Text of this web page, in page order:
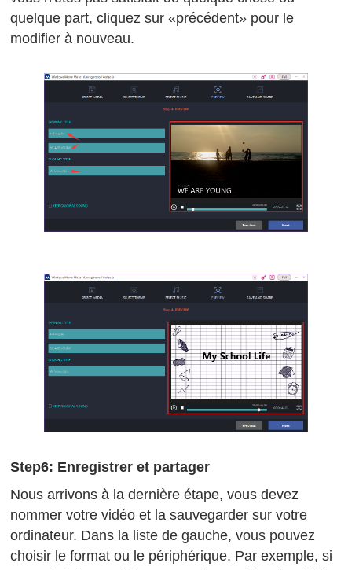
quelque part, cliquez sur «précédent» pour le
modifier à nouveau.
Step6: Enregistrer et partager
Nous arrivons à la dernière étape, vous devez
nommer votre vidéo et la sauvegarder sur votre
ordinateur. Dans la liste de gauche, vous pouvez
choisir le format ou le périphérique. Par exemple, si